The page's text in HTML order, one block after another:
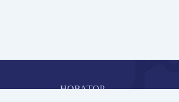
НОВАТОР